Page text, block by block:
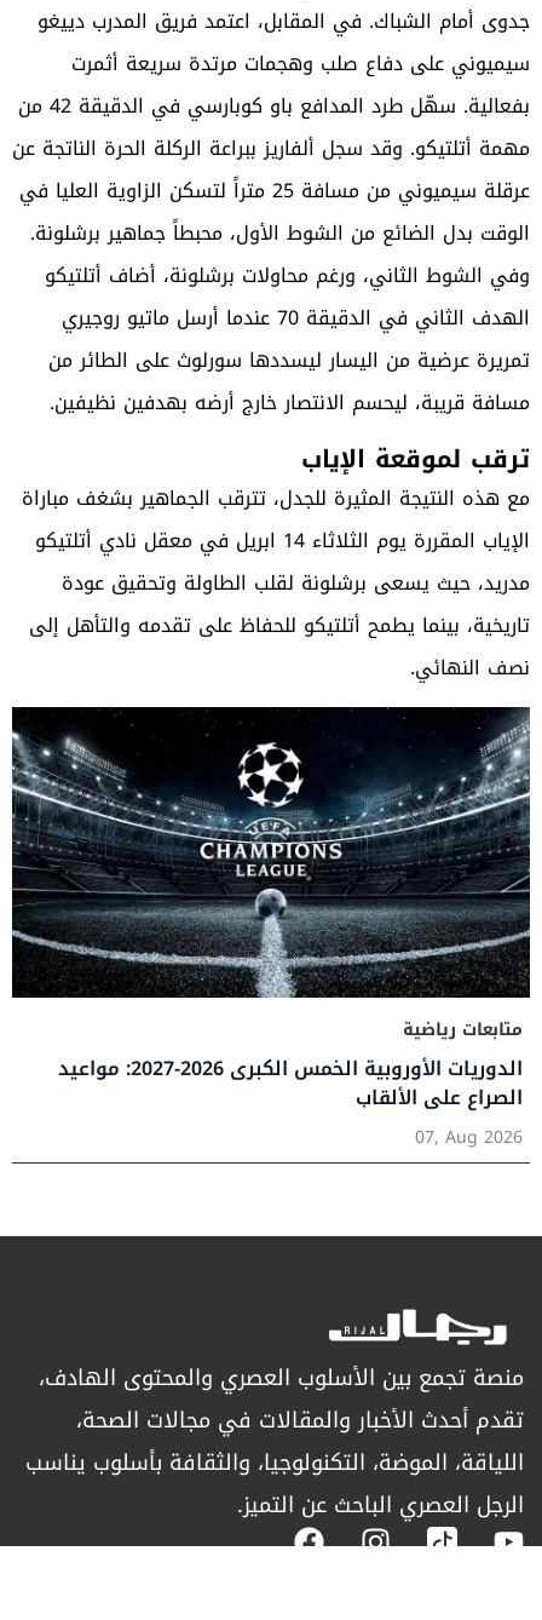
جدوى أمام الشباك. في المقابل، اعتمد فريق المدرب دييغو
سيميوني على دفاع صلب وهجمات مرتدة سريعة أثمرت
بفعالية. سهّل طرد المدافع باو كوبارسي في الدقيقة 42 من
مهمة أتلتيكو. وقد سجل ألفاريز ببراعة الركلة الحرة الناتجة عن
عرقلة سيميوني من مسافة 25 متراً لتسكن الزاوية العليا في
الوقت بدل الضائع من الشوط الأول، محبطاً جماهير برشلونة.
وفي الشوط الثاني، ورغم محاولات برشلونة، أضاف أتلتيكو
الهدف الثاني في الدقيقة 70 عندما أرسل ماتيو روجيري
تمريرة عرضية من اليسار ليسددها سورلوث على الطائر من
مسافة قريبة، ليحسم الانتصار خارج أرضه بهدفين نظيفين.
ترقب لموقعة الإياب
مع هذه النتيجة المثيرة للجدل، تترقب الجماهير بشغف مباراة
الإياب المقررة يوم الثلاثاء 14 ابريل في معقل نادي أتلتيكو
مدريد، حيث يسعى برشلونة لقلب الطاولة وتحقيق عودة
تاريخية، بينما يطمح أتلتيكو للحفاظ على تقدمه والتأهل إلى
نصف النهائي.
متابعات رياضية
الدوريات الأوروبية الخمس الكبرى 2026-2027: مواعيد
الصراع على الألقاب
07, Aug 2026
منصة تجمع بين الأسلوب العصري والمحتوى الهادف،
تقدم أحدث الأخبار والمقالات في مجالات الصحة،
اللياقة، الموضة، التكنولوجيا، والثقافة بأسلوب يناسب
الرجل العصري الباحث عن التميز.